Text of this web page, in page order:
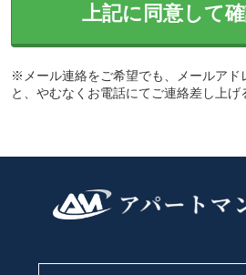
上記に同意して
※メール連絡をご希望でも、メールアド
と、やむなくお電話にてご連絡差し上げ